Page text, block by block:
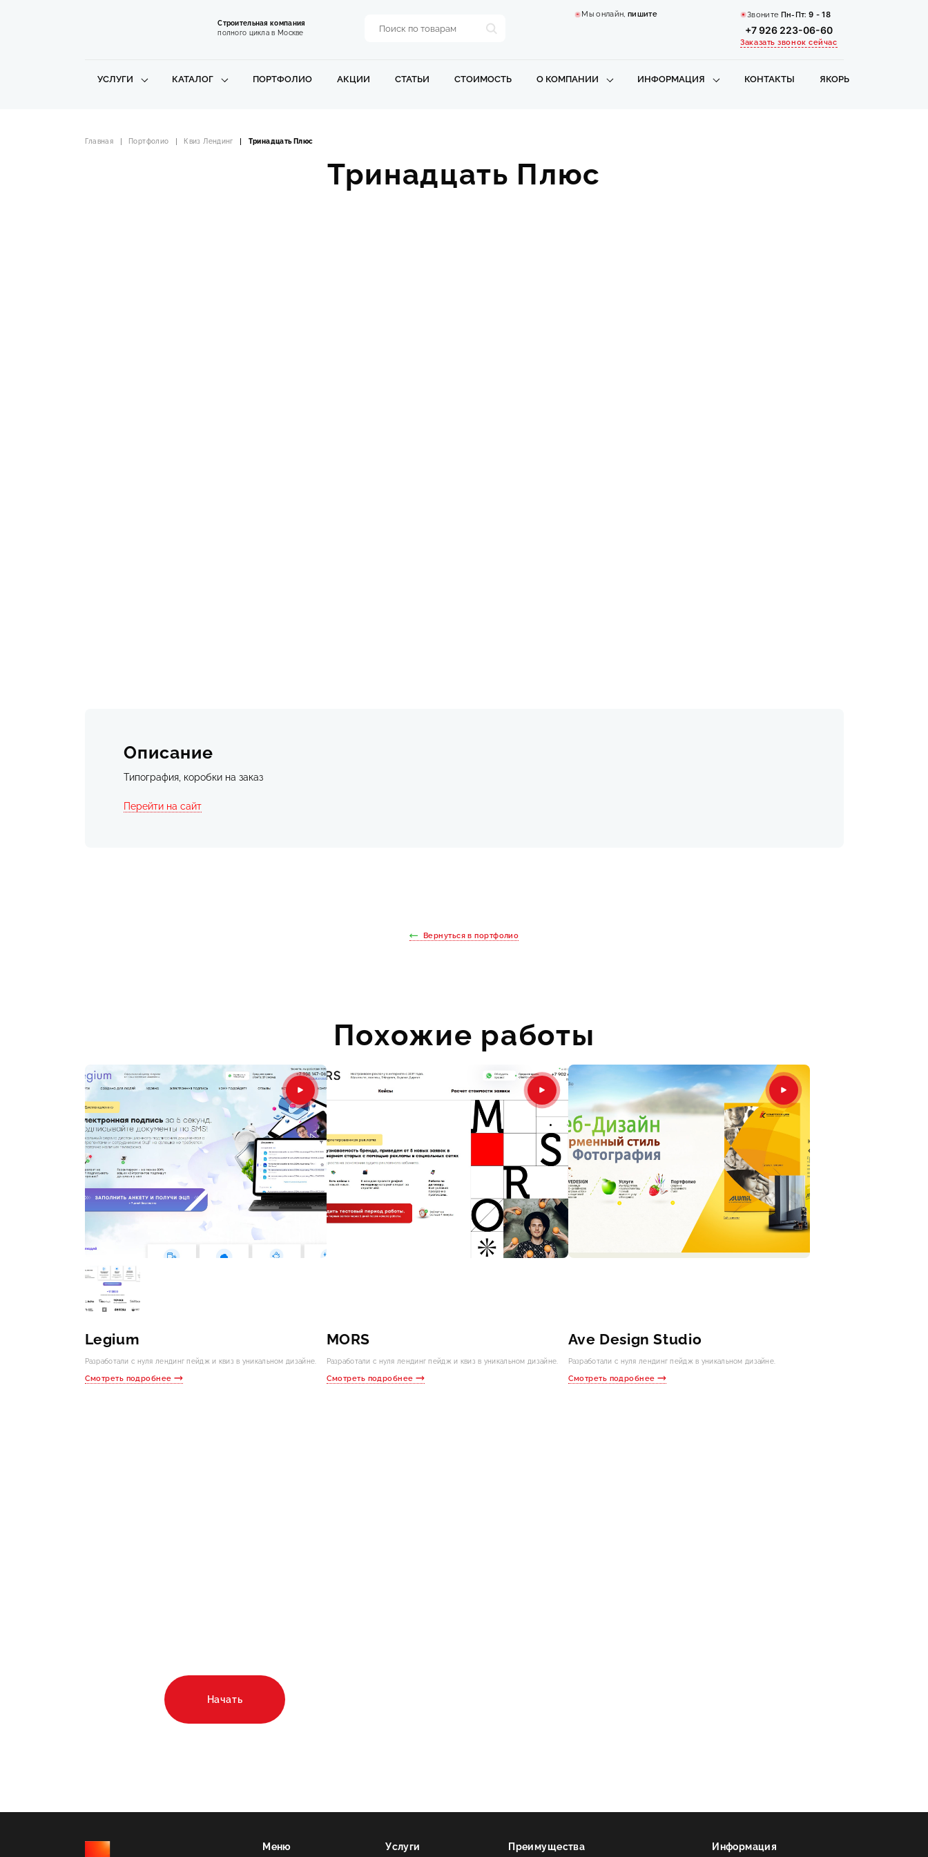
Строительная компания
полного цикла в Москве
Мы онлайн,пишите Звоните Пн-Пт: 9 - 18
+7 926 223-06-60
Заказать звонок сейчас
УСЛУГИ КАТАЛОГ ПОРТФОЛИО АКЦИИ СТАТЬИ СТОИМОСТЬ О КОМПАНИИ ИНФОРМАЦИЯ КОНТАКТЫ ЯКОРЬ
Главная Портфолио Квиз Лендинг Тринадцать Плюс
Тринадцать Плюс
Описание
Типография, коробки на заказ
Перейти на сайт
Вернуться в портфолио
Похожие работы
Legium
Разработали с нуля лендинг пейдж и квиз в уникальном дизайне.
Смотреть подробнее
MORS
Разработали с нуля лендинг пейдж и квиз в уникальном дизайне.
Смотреть подробнее
Ave Design Studio
Разработали с нуля лендинг пейдж в уникальном дизайне.
Смотреть подробнее
Начать
Меню Услуги Преимущества Информация